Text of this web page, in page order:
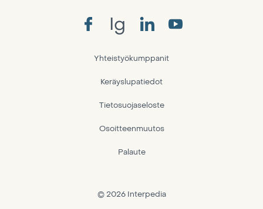
Ig
Yhteistyökumppanit
Keräyslupatiedot
Tietosuojaseloste
Osoitteenmuutos
Palaute
© 2026 Interpedia